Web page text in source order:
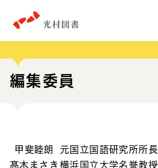
編集委員
甲斐睦朗
元国立国語研究所所長
髙木まさき 横浜国立大学名誉教授